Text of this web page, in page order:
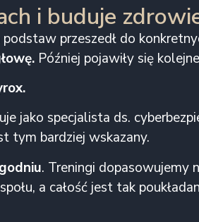
i buduje
przeszedł do
Później pojawiły się
jako specjalista ds.
tym bardziej wskazany.
. Treningi dopasowujemy
a całość jest tak